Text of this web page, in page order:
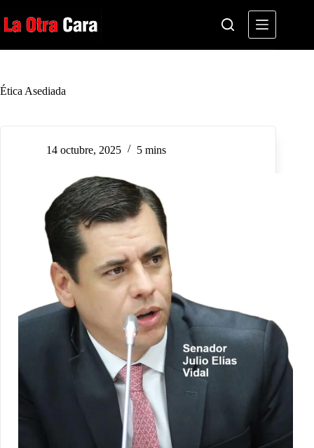
al
contenido
Ética Asediada
14 octubre, 2025 5 mins